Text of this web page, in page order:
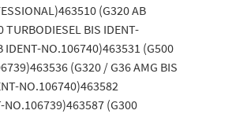
(G320 AB
BIS IDENT-
IDENT-NO.106740)463531 (G500
(G320 / G36 AMG BIS
NO.106740)463582
NO.106739)463587 (G300